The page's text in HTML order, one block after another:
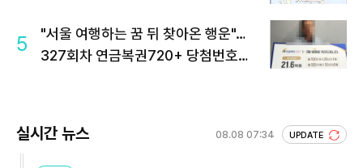
5
"서울 여행하는 꿈 뒤 찾아온 행운"…
327회차 연금복권720+ 당첨번호조
실시간 뉴스 08.08 07:34 UPDATE